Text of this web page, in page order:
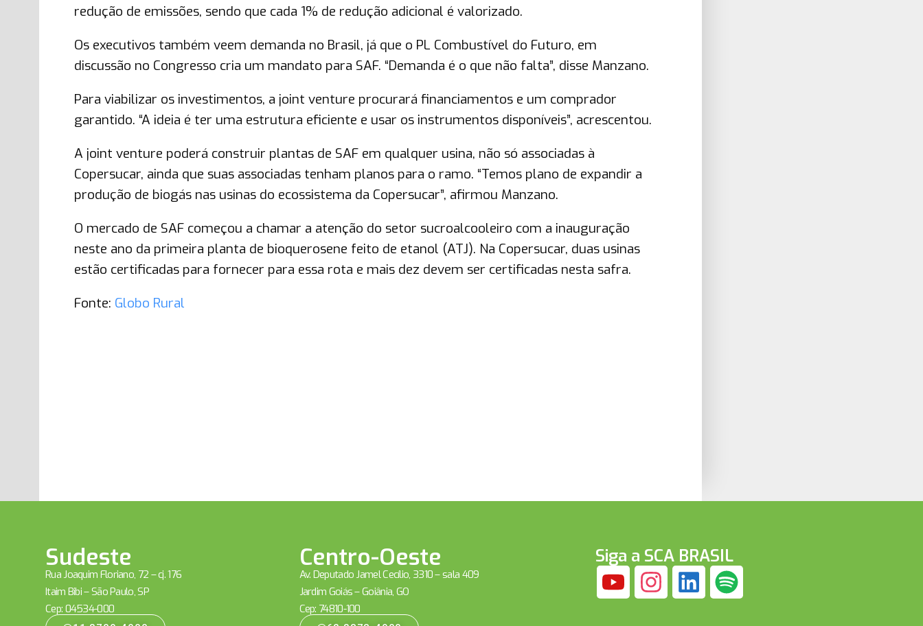
redução de emissões, sendo que cada 1% de redução adicional é valorizado.
Os executivos também veem demanda no Brasil, já que o PL Combustível do Futuro, em
discussão no Congresso cria um mandato para SAF. “Demanda é o que não falta”, disse Manzano.
Para viabilizar os investimentos, a joint venture procurará financiamentos e um comprador
garantido. “A ideia é ter uma estrutura eficiente e usar os instrumentos disponíveis”, acrescentou.
A joint venture poderá construir plantas de SAF em qualquer usina, não só associadas à
Copersucar, ainda que suas associadas tenham planos para o ramo. “Temos plano de expandir a
produção de biogás nas usinas do ecossistema da Copersucar”, afirmou Manzano.
O mercado de SAF começou a chamar a atenção do setor sucroalcooleiro com a inauguração
neste ano da primeira planta de bioquerosene feito de etanol (ATJ). Na Copersucar, duas usinas
estão certificadas para fornecer para essa rota e mais dez devem ser certificadas nesta safra.
Fonte: Globo Rural
Sudeste
Rua Joaquim Floriano, 72 – cj. 176
Itaim Bibi – São Paulo, SP
Cep: 04534-000
Centro-Oeste
Av. Deputado Jamel Cecílio, 3310 – sala 409
Jardim Goiás – Goiânia, GO
Cep: 74810-100
Siga a SCA BRASIL